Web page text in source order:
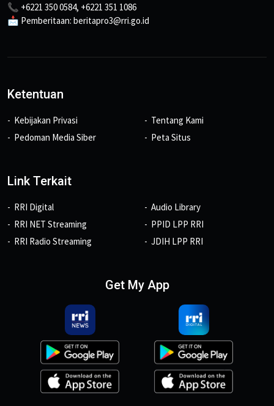
📞 +6221 350 0584, +6221 351 1086
📩 Pemberitaan: beritapro3@rri.go.id
Ketentuan
Kebijakan Privasi
Pedoman Media Siber
Tentang Kami
Peta Situs
Link Terkait
RRI Digital
RRI NET Streaming
RRI Radio Streaming
Audio Library
PPID LPP RRI
JDIH LPP RRI
Get My App